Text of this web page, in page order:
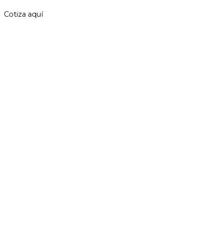
Cotiza aquí